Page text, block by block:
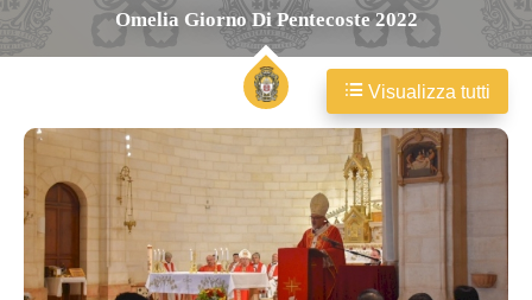
Omelia Giorno Di Pentecoste 2022
Visualizza tutti